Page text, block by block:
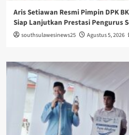
Aris Setiawan Resmi Pimpin DPK
Siap Lanjutkan Prestasi Pengurus
southsulawesinews25 Agustus 5, 2026